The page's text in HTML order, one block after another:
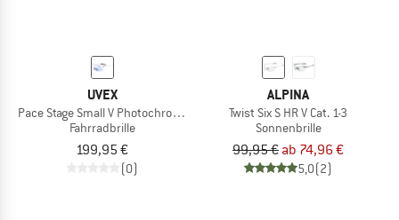
UVEX
Pace Stage Small V Photochromic S1-3 (VLT 16-69%)
Fahrradbrille
199,95 €
(0)
ALPINA
Twist Six S HR V Cat. 1-3
Sonnenbrille
99,95 € ab 74,96 €
5,0(2)